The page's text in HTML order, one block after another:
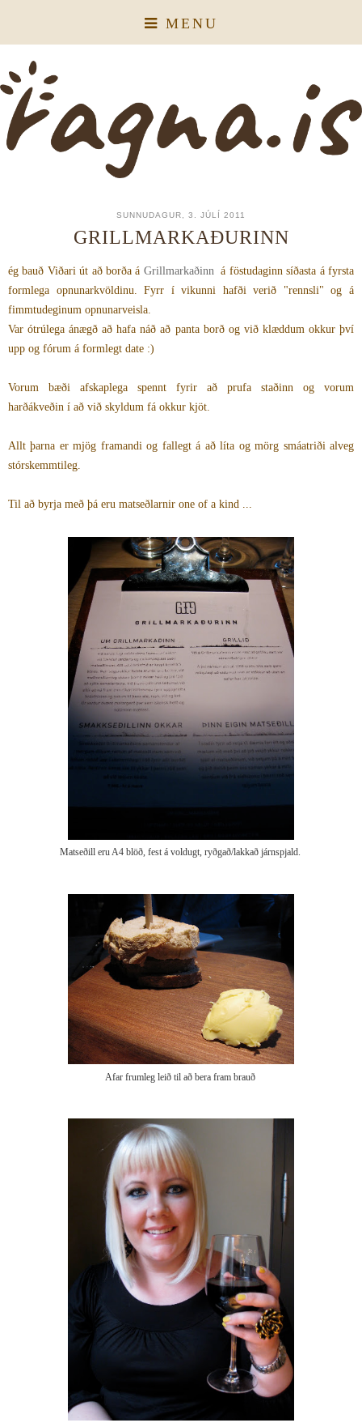
MENU
SUNNUDAGUR, 3. JÚLÍ 2011
GRILLMARKAÐURINN
ég bauð Viðari út að borða á Grillmarkaðinn á föstudaginn síðasta á fyrsta
formlega opnunarkvöldinu. Fyrr í vikunni hafði verið "rennsli" og á
fimmtudeginum opnunarveisla.
Var ótrúlega ánægð að hafa náð að panta borð og við klæddum okkur því
upp og fórum á formlegt date :)
Vorum bæði afskaplega spennt fyrir að prufa staðinn og vorum
harðákveðin í að við skyldum fá okkur kjöt.
Allt þarna er mjög framandi og fallegt á að líta og mörg smáatriði alveg
stórskemmtileg.
Til að byrja með þá eru matseðlarnir one of a kind ...
Matseðill eru A4 blöð, fest á voldugt, ryðgað/lakkað járnspjald.
Afar frumleg leið til að bera fram brauð